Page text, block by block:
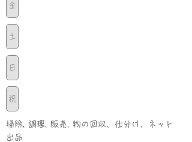
金
土
日
祝
掃除, 調理, 販売, 物の回収、仕分け、ネット
出品